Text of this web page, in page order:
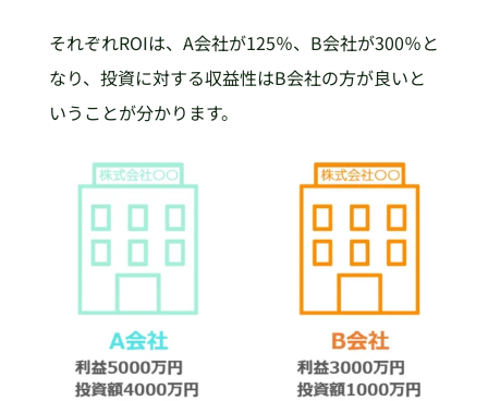
それぞれROIは、A会社が125％、B会社が300％と
なり、投資に対する収益性はB会社の方が良いと
いうことが分かります。